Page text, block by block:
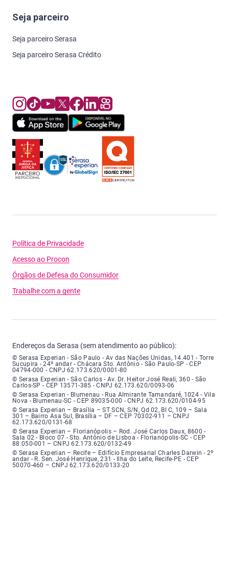
Seja parceiro
Seja parceiro Serasa
Seja parceiro Serasa Crédito
Política de Privacidade
Acesso ao Procon
Órgãos de Defesa do Consumidor
Trabalhe com a gente
Endereços da Serasa (sem atendimento ao público):
Serasa Experian - São Paulo - Endereço: Avenida das Nações Unidas,
© Serasa Experian - São Paulo - Av das Nações Unidas, 14.401 - Torre
Sucupira - 24º andar - Chácara Sto. Antônio - São Paulo-SP - CEP
04794-000 - CNPJ 62.173.620/0001-80
Serasa Experian - São Carlos - Endereço: Avenida Doutor Heitor José
© Serasa Experian - São Carlos - Av. Dr. Heitor José Reali, 360 - São
Carlos-SP - CEP 13571-385 - CNPJ 62.173.620/0093-06
Serasa Experian - Blumenau - Endereço: Rua Almirante Tamandaré,
© Serasa Experian - Blumenau - Rua Almirante Tamandaré, 1024 - Vila
Nova - Blumenau-SC - CEP 89035-000 - CNPJ 62.173.620/0104-95
Serasa Experian - Brasília, Endereço: Setor Comercial Norte, sem
© Serasa Experian – Brasília – ST SCN, S/N, Qd 02, Bl C, 109 – Sala
301 – Bairro Asa Sul, Brasília – DF – CEP 70302-911 – CNPJ
62.173.620/0131-68
Serasa Experian - Florianópolis, Endereço: Rodovia José Carlos, número
© Serasa Experian – Florianópolis – Rod. José Carlos Daux, 8600 -
Sala 02 - Bloco 07 - Sto. Antônio de Lisboa - Florianópolis-SC - CEP
88.050-001 – CNPJ 62.173.620/0132-49
Serasa Experian - Recife, Endereço: Edifício Empresarial Charles Darwin,
© Serasa Experian – Recife – Edifício Empresarial Charles Darwin - 2º
andar - R. Sen. José Henrique, 231 - Ilha do Leite, Recife-PE - CEP
50070-460 – CNPJ 62.173.620/0133-20